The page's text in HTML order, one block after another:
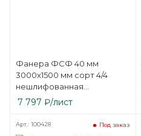
Фанера ФСФ 40 мм
3000х1500 мм сорт 4/4
нешлифованная
березовая
7 797 ₽/лист
Под заказ
Арт.: 100428